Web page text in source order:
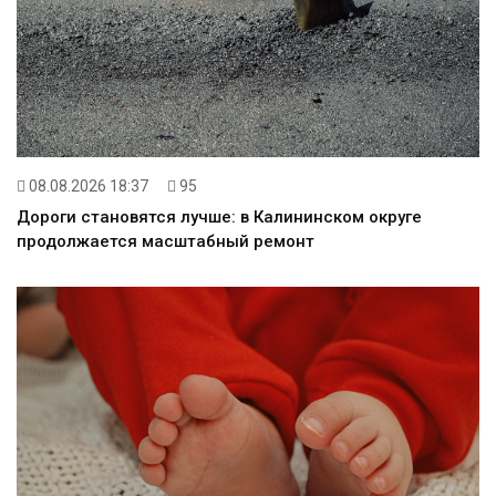
08.08.2026 18:37 95
Дороги становятся лучше: в Калининском округе
продолжается масштабный ремонт